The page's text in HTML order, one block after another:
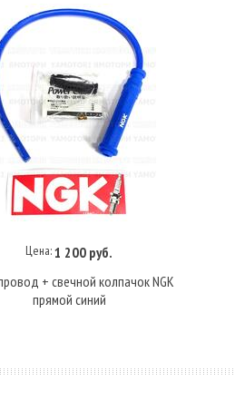
В корзину
Цена:1 200 руб.
+ свечной колпачок NGK
прямой синий